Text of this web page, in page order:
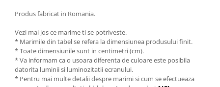
Produs fabricat in Romania.
Vezi mai jos ce marime ti se potriveste.
* Marimile din tabel se refera la dimensiunea produsului finit.
* Toate dimensiunile sunt in centimetri (cm).
* Va informam ca o usoara diferenta de culoare este posibila
datorita luminii si luminozitatii ecranului.
* Pentru mai multe detalii despre marimi si cum se efectueaza